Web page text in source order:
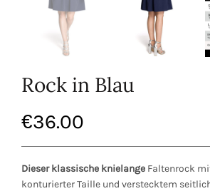
Rock in Blau
€36.00
Dieser klassische knielange Faltenrock
konturierter Taille und verstecktem